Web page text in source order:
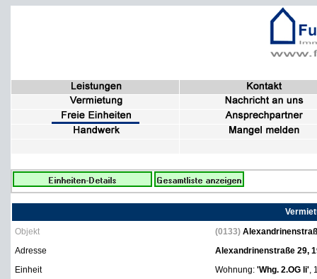
Objekt
(0133)
Adresse
Alexandrinenstraße 29,
Einheit
Wohnung: 'Whg. 2.OG li',